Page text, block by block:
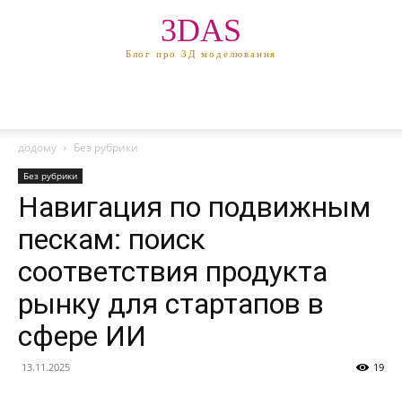
3DAS
Блог про 3Д моделювання
додому Без рубрики
Без рубрики
Навигация по подвижным
пескам: поиск
соответствия продукта
рынку для стартапов в
сфере ИИ
13.11.2025 19